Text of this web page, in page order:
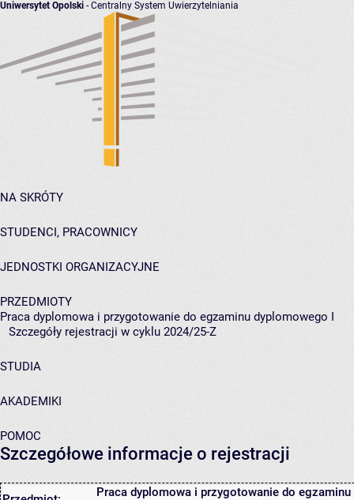
Uniwersytet Opolski - Centralny System Uwierzytelniania
NA SKRÓTY
STUDENCI, PRACOWNICY
JEDNOSTKI ORGANIZACYJNE
PRZEDMIOTY
Praca dyplomowa i przygotowanie do egzaminu dyplomowego I
Szczegóły rejestracji w cyklu 2024/25-Z
STUDIA
AKADEMIKI
POMOC
Szczegółowe informacje o rejestracji
Praca dyplomowa i przygotowanie do